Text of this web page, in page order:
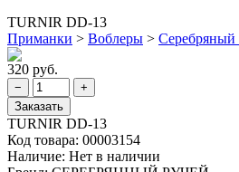
TURNIR DD-13
Приманки > Воблеры > Серебряный
320 руб.
TURNIR DD-13
Код товара: 00003154
Наличие: Нет в наличии